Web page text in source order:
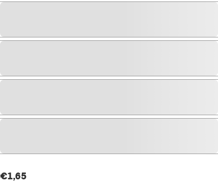
Huidige
Product
€1,65